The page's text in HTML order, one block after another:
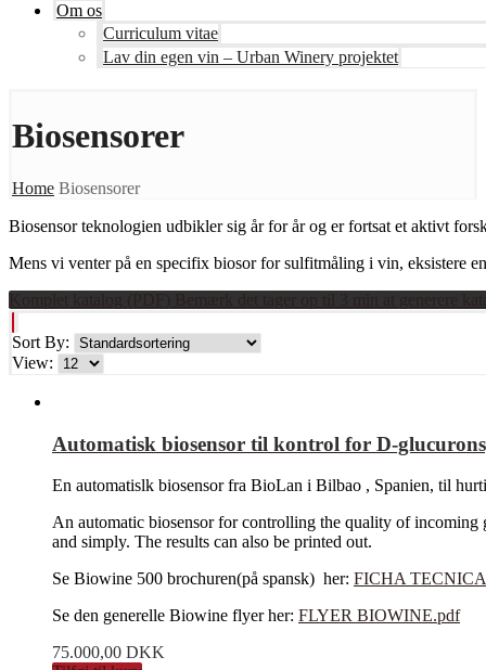
Om os
Curriculum vitae
Lav din egen vin – Urban Winery projektet
Biosensorer
Home Biosensorer
Biosensor teknologien udbikler sig år for år og er fortsat et aktivt
Mens vi venter på en specifix biosor for sulfitmåling i vin, eksistere
Sort By:
View:
Automatisk biosensor til kontrol for D-
En automatislk biosensor fra BioLan i Bilbao , Spanien, til
An automatic biosensor for controlling the quality of incoming
and simply. The results can also be printed out.
Se Biowine 500 brochuren(på spansk) her: FICHA
Se den generelle Biowine flyer her: FLYER BIOWINE.pdf
75.000,00 DKK